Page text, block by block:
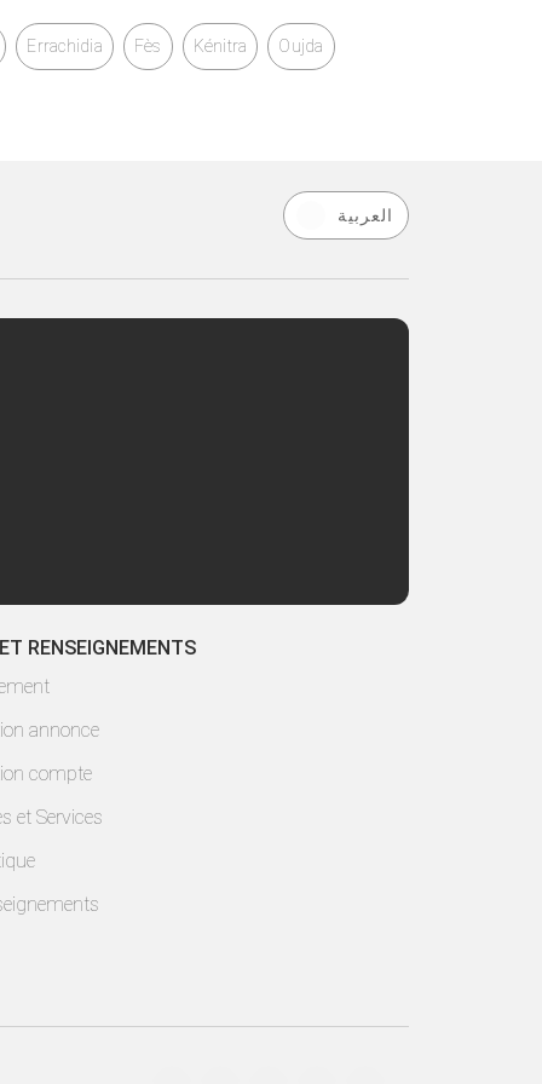
Errachidia Fès Kénitra Oujda
العربية
RENSEIGNEMENTS
annonce
compte
et Services